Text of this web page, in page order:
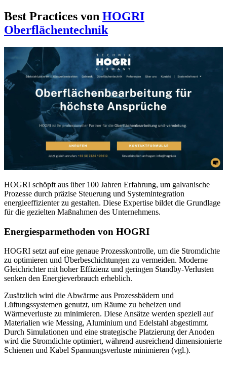
Best Practices von HOGRI
Oberflächentechnik
HOGRI schöpft aus über 100 Jahren Erfahrung, um galvanische
Prozesse durch präzise Steuerung und Systemintegration
energieeffizienter zu gestalten. Diese Expertise bildet die Grundlage
für die gezielten Maßnahmen des Unternehmens.
Energiesparmethoden von HOGRI
HOGRI setzt auf eine genaue Prozesskontrolle, um die Stromdichte
zu optimieren und Überbeschichtungen zu vermeiden. Moderne
Gleichrichter mit hoher Effizienz und geringen Standby-Verlusten
senken den Energieverbrauch erheblich.
Zusätzlich wird die Abwärme aus Prozessbädern und
Lüftungssystemen genutzt, um Räume zu beheizen und
Wärmeverluste zu minimieren. Diese Ansätze werden speziell auf
Materialien wie Messing, Aluminium und Edelstahl abgestimmt.
Durch Simulationen und eine strategische Platzierung der Anoden
wird die Stromdichte optimiert, während ausreichend dimensionierte
Schienen und Kabel Spannungsverluste minimieren (vgl.).